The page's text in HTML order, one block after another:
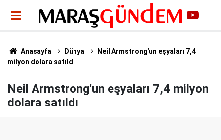
Anasayfa Dünya
Neil Armstrong'un eşyaları 7,4
milyon dolara satıldı
Neil Armstrong'un eşyaları 7,4 milyon
dolara satıldı